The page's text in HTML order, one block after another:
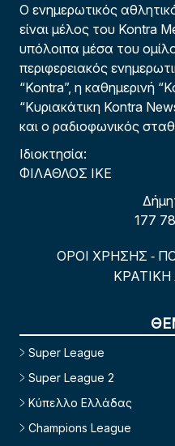
Ο ενημερωτικός
είναι μέλος του Kontra
υπόλοιπα μέσα του
περιφερειακός
“Kontra”, η καθημερινή
“Κυριακάτικη Kontra
και ο ραδιοφωνικός
Ιδιοκτησία:
ΦΙΛΑΘΛΟΣ ΙΚΕ
177
ΟΡΟΙ ΧΡΗΣΗΣ -
Super League
Super League 2
Κύπελλο Ελλάδας
Champions League